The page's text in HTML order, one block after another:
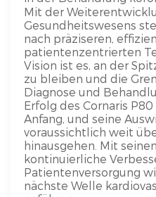
Mit der
Gesundheitswesens
nach präziseren,
patientenzentrierten
Vision ist es, an der
zu bleiben und die
Diagnose und
Erfolg des Cornaris
Anfang, und seine
voraussichtlich weit
hinausgehen. Mit
kontinuierliche
Patientenversorgung
nächste Welle